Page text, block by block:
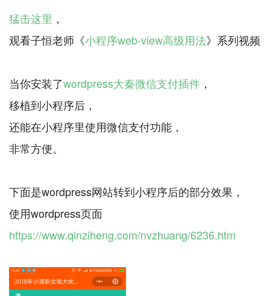
猛击这里 ，
观看子恒老师《小程序web-view高级用法》系列视频
当你安装了wordpress大秦微信支付插件 ，
移植到小程序后，
还能在小程序里使用微信支付功能，
非常方便。
下面是wordpress网站转到小程序后的部分效果，
https://www.qinziheng.com/nvzhuang/6236.htm